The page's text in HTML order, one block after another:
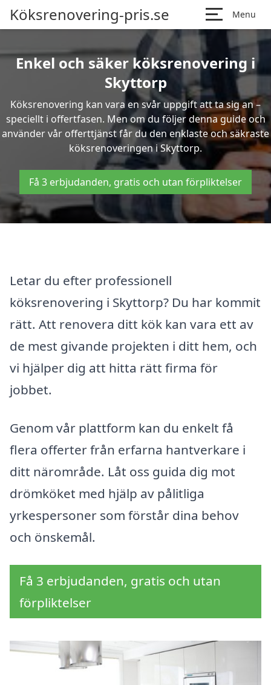
Köksrenovering-pris.se Menu
Enkel och säker köksrenovering i
Skyttorp
Köksrenovering kan vara en svår uppgift att ta sig an –
speciellt i offertfasen. Men om du följer denna guide och
använder vår offerttjänst får du den enklaste och säkraste
köksrenoveringen i Skyttorp.
Få 3 erbjudanden, gratis och utan förpliktelser
Letar du efter professionell
köksrenovering i Skyttorp? Du har kommit
rätt. Att renovera ditt kök kan vara ett av
de mest givande projekten i ditt hem, och
vi hjälper dig att hitta rätt firma för
jobbet.
Genom vår plattform kan du enkelt få
flera offerter från erfarna hantverkare i
ditt närområde. Låt oss guida dig mot
drömköket med hjälp av pålitliga
yrkespersoner som förstår dina behov
och önskemål.
Få 3 erbjudanden, gratis och utan
förpliktelser